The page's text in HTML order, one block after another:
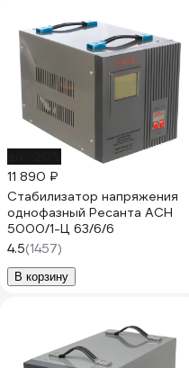
11 890 ₽
Стабилизатор напряжения
однофазный Ресанта АСН
5000/1-Ц 63/6/6
4.5(1457)
В корзину